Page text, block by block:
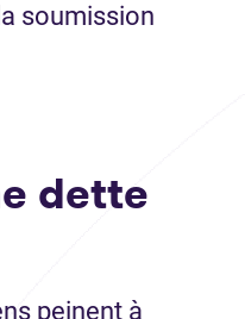
soumission
dette
peinent à